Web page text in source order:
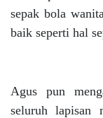
sepak bola
baik seperti hal
Agus pun
seluruh lapisan